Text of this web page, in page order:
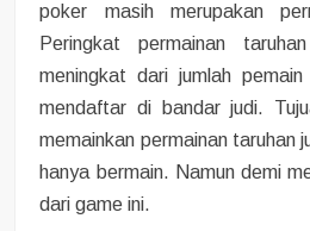
poker masih merupakan
Peringkat permainan
meningkat dari jumlah
mendaftar di bandar judi.
memainkan permainan taruhan
hanya bermain. Namun demi
dari game ini.